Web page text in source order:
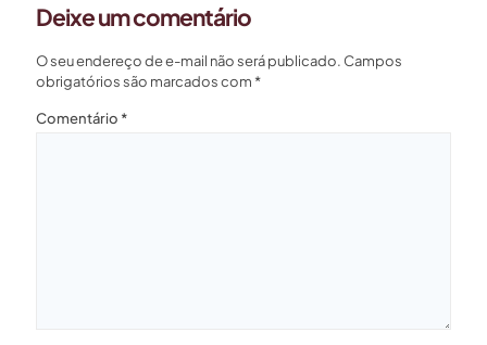
Deixe um comentário
O seu endereço de e-mail não será publicado. Campos
obrigatórios são marcados com *
Comentário *